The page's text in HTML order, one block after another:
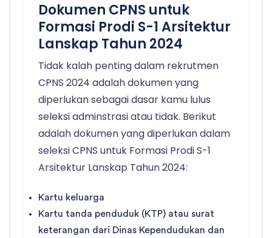
Dokumen CPNS untuk
Formasi Prodi S-1 Arsitektur
Lanskap Tahun 2024
Tidak kalah penting dalam rekrutmen
CPNS 2024 adalah dokumen yang
diperlukan sebagai dasar kamu lulus
seleksi adminstrasi atau tidak. Berikut
adalah dokumen yang diperlukan dalam
seleksi CPNS untuk Formasi Prodi S-1
Arsitektur Lanskap Tahun 2024:
Kartu keluarga
Kartu tanda penduduk (KTP) atau surat
keterangan dari Dinas Kependudukan dan